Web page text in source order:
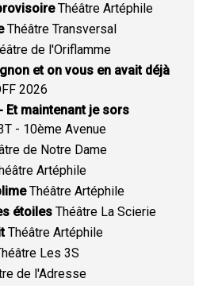
Théâtre Artéphile
Théâtre Transversal
de l'Oriflamme
et on vous en avait déjà
2026
Et maintenant je sors
- 10ème Avenue
de Notre Dame
Artéphile
Théâtre Artéphile
étoiles Théâtre La Scierie
Théâtre Artéphile
Les 3S
de l'Adresse